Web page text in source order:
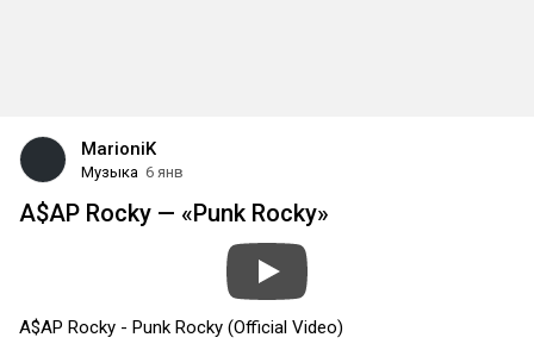
MarioniK
Музыка 6 янв
A$AP Rocky — «Punk Rocky»
A$AP Rocky - Punk Rocky (Official Video)